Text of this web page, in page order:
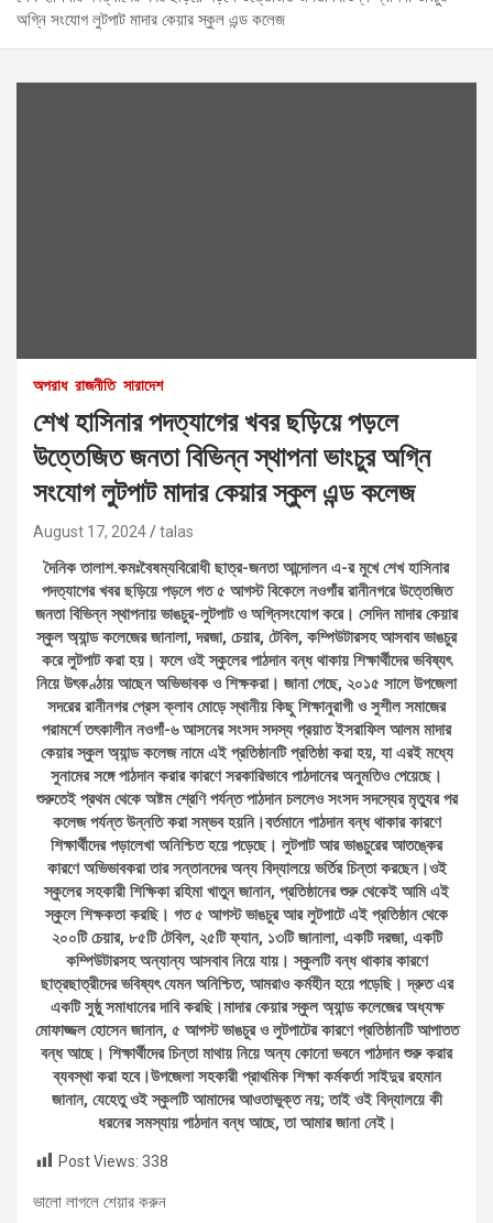
অগ্নি সংযোগ লুটপাট মাদার কেয়ার স্কুল এন্ড কলেজ
অপরাধ রাজনীতি সারাদেশ
শেখ হাসিনার পদত্যাগের খবর ছড়িয়ে পড়লে
উত্তেজিত জনতা বিভিন্ন স্থাপনা ভাংচুর অগ্নি
সংযোগ লুটপাট মাদার কেয়ার স্কুল এন্ড কলেজ
August 17, 2024 talas
দৈনিক তালাশ.কমঃবৈষম্যবিরোধী ছাত্র-জনতা আন্দোলন এ-র মুখে শেখ হাসিনার
পদত্যাগের খবর ছড়িয়ে পড়লে গত ৫ আগস্ট বিকেলে নওগাঁর রানীনগরে উত্তেজিত
জনতা বিভিন্ন স্থাপনায় ভাঙচুর-লুটপাট ও অগ্নিসংযোগ করে। সেদিন মাদার কেয়ার
স্কুল অ্যান্ড কলেজের জানালা, দরজা, চেয়ার, টেবিল, কম্পিউটারসহ আসবাব ভাঙচুর
করে লুটপাট করা হয়। ফলে ওই স্কুলের পাঠদান বন্ধ থাকায় শিক্ষার্থীদের ভবিষ্যৎ
নিয়ে উৎকণ্ঠায় আছেন অভিভাবক ও শিক্ষকরা। জানা গেছে, ২০১৫ সালে উপজেলা
সদরের রানীনগর প্রেস ক্লাব মোড়ে স্থানীয় কিছু শিক্ষানুরাগী ও সুশীল সমাজের
পরামর্শে তৎকালীন নওগাঁ-৬ আসনের সংসদ সদস্য প্রয়াত ইসরাফিল আলম মাদার
কেয়ার স্কুল অ্যান্ড কলেজ নামে এই প্রতিষ্ঠানটি প্রতিষ্ঠা করা হয়, যা এরই মধ্যে
সুনামের সঙ্গে পাঠদান করার কারণে সরকারিভাবে পাঠদানের অনুমতিও পেয়েছে।
শুরুতেই প্রথম থেকে অষ্টম শ্রেণি পর্যন্ত পাঠদান চললেও সংসদ সদস্যের মৃত্যুর পর
কলেজ পর্যন্ত উন্নতি করা সম্ভব হয়নি।বর্তমানে পাঠদান বন্ধ থাকার কারণে
শিক্ষার্থীদের পড়ালেখা অনিশ্চিত হয়ে পড়েছে। লুটপাট আর ভাঙচুরের আতঙ্কের
কারণে অভিভাবকরা তার সন্তানদের অন্য বিদ্যালয়ে ভর্তির চিন্তা করছেন।ওই
স্কুলের সহকারী শিক্ষিকা রহিমা খাতুন জানান, প্রতিষ্ঠানের শুরু থেকেই আমি এই
স্কুলে শিক্ষকতা করছি। গত ৫ আগস্ট ভাঙচুর আর লুটপাটে এই প্রতিষ্ঠান থেকে
২০০টি চেয়ার, ৮৫টি টেবিল, ২৫টি ফ্যান, ১৩টি জানালা, একটি দরজা, একটি
কম্পিউটারসহ অন্যান্য আসবাব নিয়ে যায়। স্কুলটি বন্ধ থাকার কারণে
ছাত্রছাত্রীদের ভবিষ্যৎ যেমন অনিশ্চিত, আমরাও কর্মহীন হয়ে পড়েছি। দ্রুত এর
একটি সুষ্ঠু সমাধানের দাবি করছি।মাদার কেয়ার স্কুল অ্যান্ড কলেজের অধ্যক্ষ
মোফাজ্জল হোসেন জানান, ৫ আগস্ট ভাঙচুর ও লুটপাটের কারণে প্রতিষ্ঠানটি আপাতত
বন্ধ আছে। শিক্ষার্থীদের চিন্তা মাথায় নিয়ে অন্য কোনো ভবনে পাঠদান শুরু করার
ব্যবস্থা করা হবে।উপজেলা সহকারী প্রাথমিক শিক্ষা কর্মকর্তা সাইদুর রহমান
জানান, যেহেতু ওই স্কুলটি আমাদের আওতাভুক্ত নয়; তাই ওই বিদ্যালয়ে কী
ধরনের সমস্যায় পাঠদান বন্ধ আছে, তা আমার জানা নেই।
Post Views: 338
ভালো লাগলে শেয়ার করুন